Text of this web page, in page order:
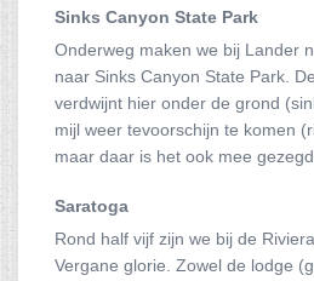
Sinks Canyon State Park
Onderweg maken we bij Lander
naar Sinks Canyon State Park.
verdwijnt hier onder de grond
mijl weer tevoorschijn te komen
maar daar is het ook mee gezegd.
Saratoga
Rond half vijf zijn we bij de
Vergane glorie. Zowel de lodge